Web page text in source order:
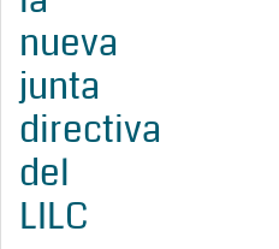
nueva
junta
directiva
del
LILC